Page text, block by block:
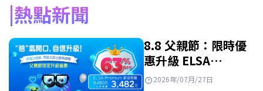
直接使用 AFTEE 先享後付最便利！ 專屬優惠：
活動一：AFTEE…
熱點新聞
8.8 父親節：限時優
惠升級 ELSA
Premium 終身套
2026年/07月/27日